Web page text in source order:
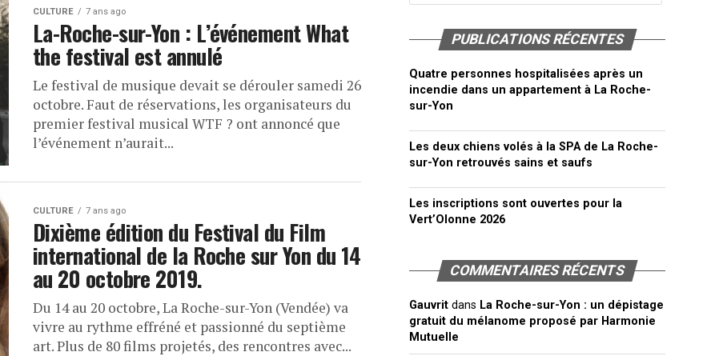
CULTURE 7 ans ago
La-Roche-sur-Yon : L’événement What
the festival est annulé
Le festival de musique devait se dérouler samedi 26
octobre. Faut de réservations, les organisateurs du
premier festival musical WTF ? ont annoncé que
l’événement n’aurait...
CULTURE 7 ans ago
Dixième édition du Festival du Film
international de la Roche sur Yon du 14
au 20 octobre 2019.
Du 14 au 20 octobre, La Roche-sur-Yon (Vendée) va
vivre au rythme effréné et passionné du septième
art. Plus de 80 films projetés, des rencontres avec...
PUBLICATIONS RÉCENTES
Quatre personnes hospitalisées après un
incendie dans un appartement à La Roche-
sur-Yon
Les deux chiens volés à la SPA de La Roche-
sur-Yon retrouvés sains et saufs
Les inscriptions sont ouvertes pour la
Vert’Olonne 2026
COMMENTAIRES RÉCENTS
Gauvrit dans La Roche-sur-Yon : un dépistage
gratuit du mélanome proposé par Harmonie
Mutuelle